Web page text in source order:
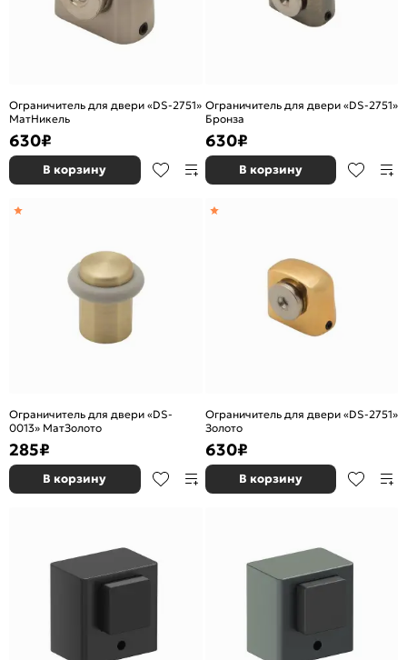
Ограничитель для двери «DS-2751»
МатНикель
630₽
В корзину
Ограничитель для двери «DS-2751»
Бронза
630₽
В корзину
Ограничитель для двери «DS-
0013» МатЗолото
285₽
В корзину
Ограничитель для двери «DS-2751»
Золото
630₽
В корзину